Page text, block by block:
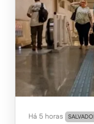
Há 5 horas